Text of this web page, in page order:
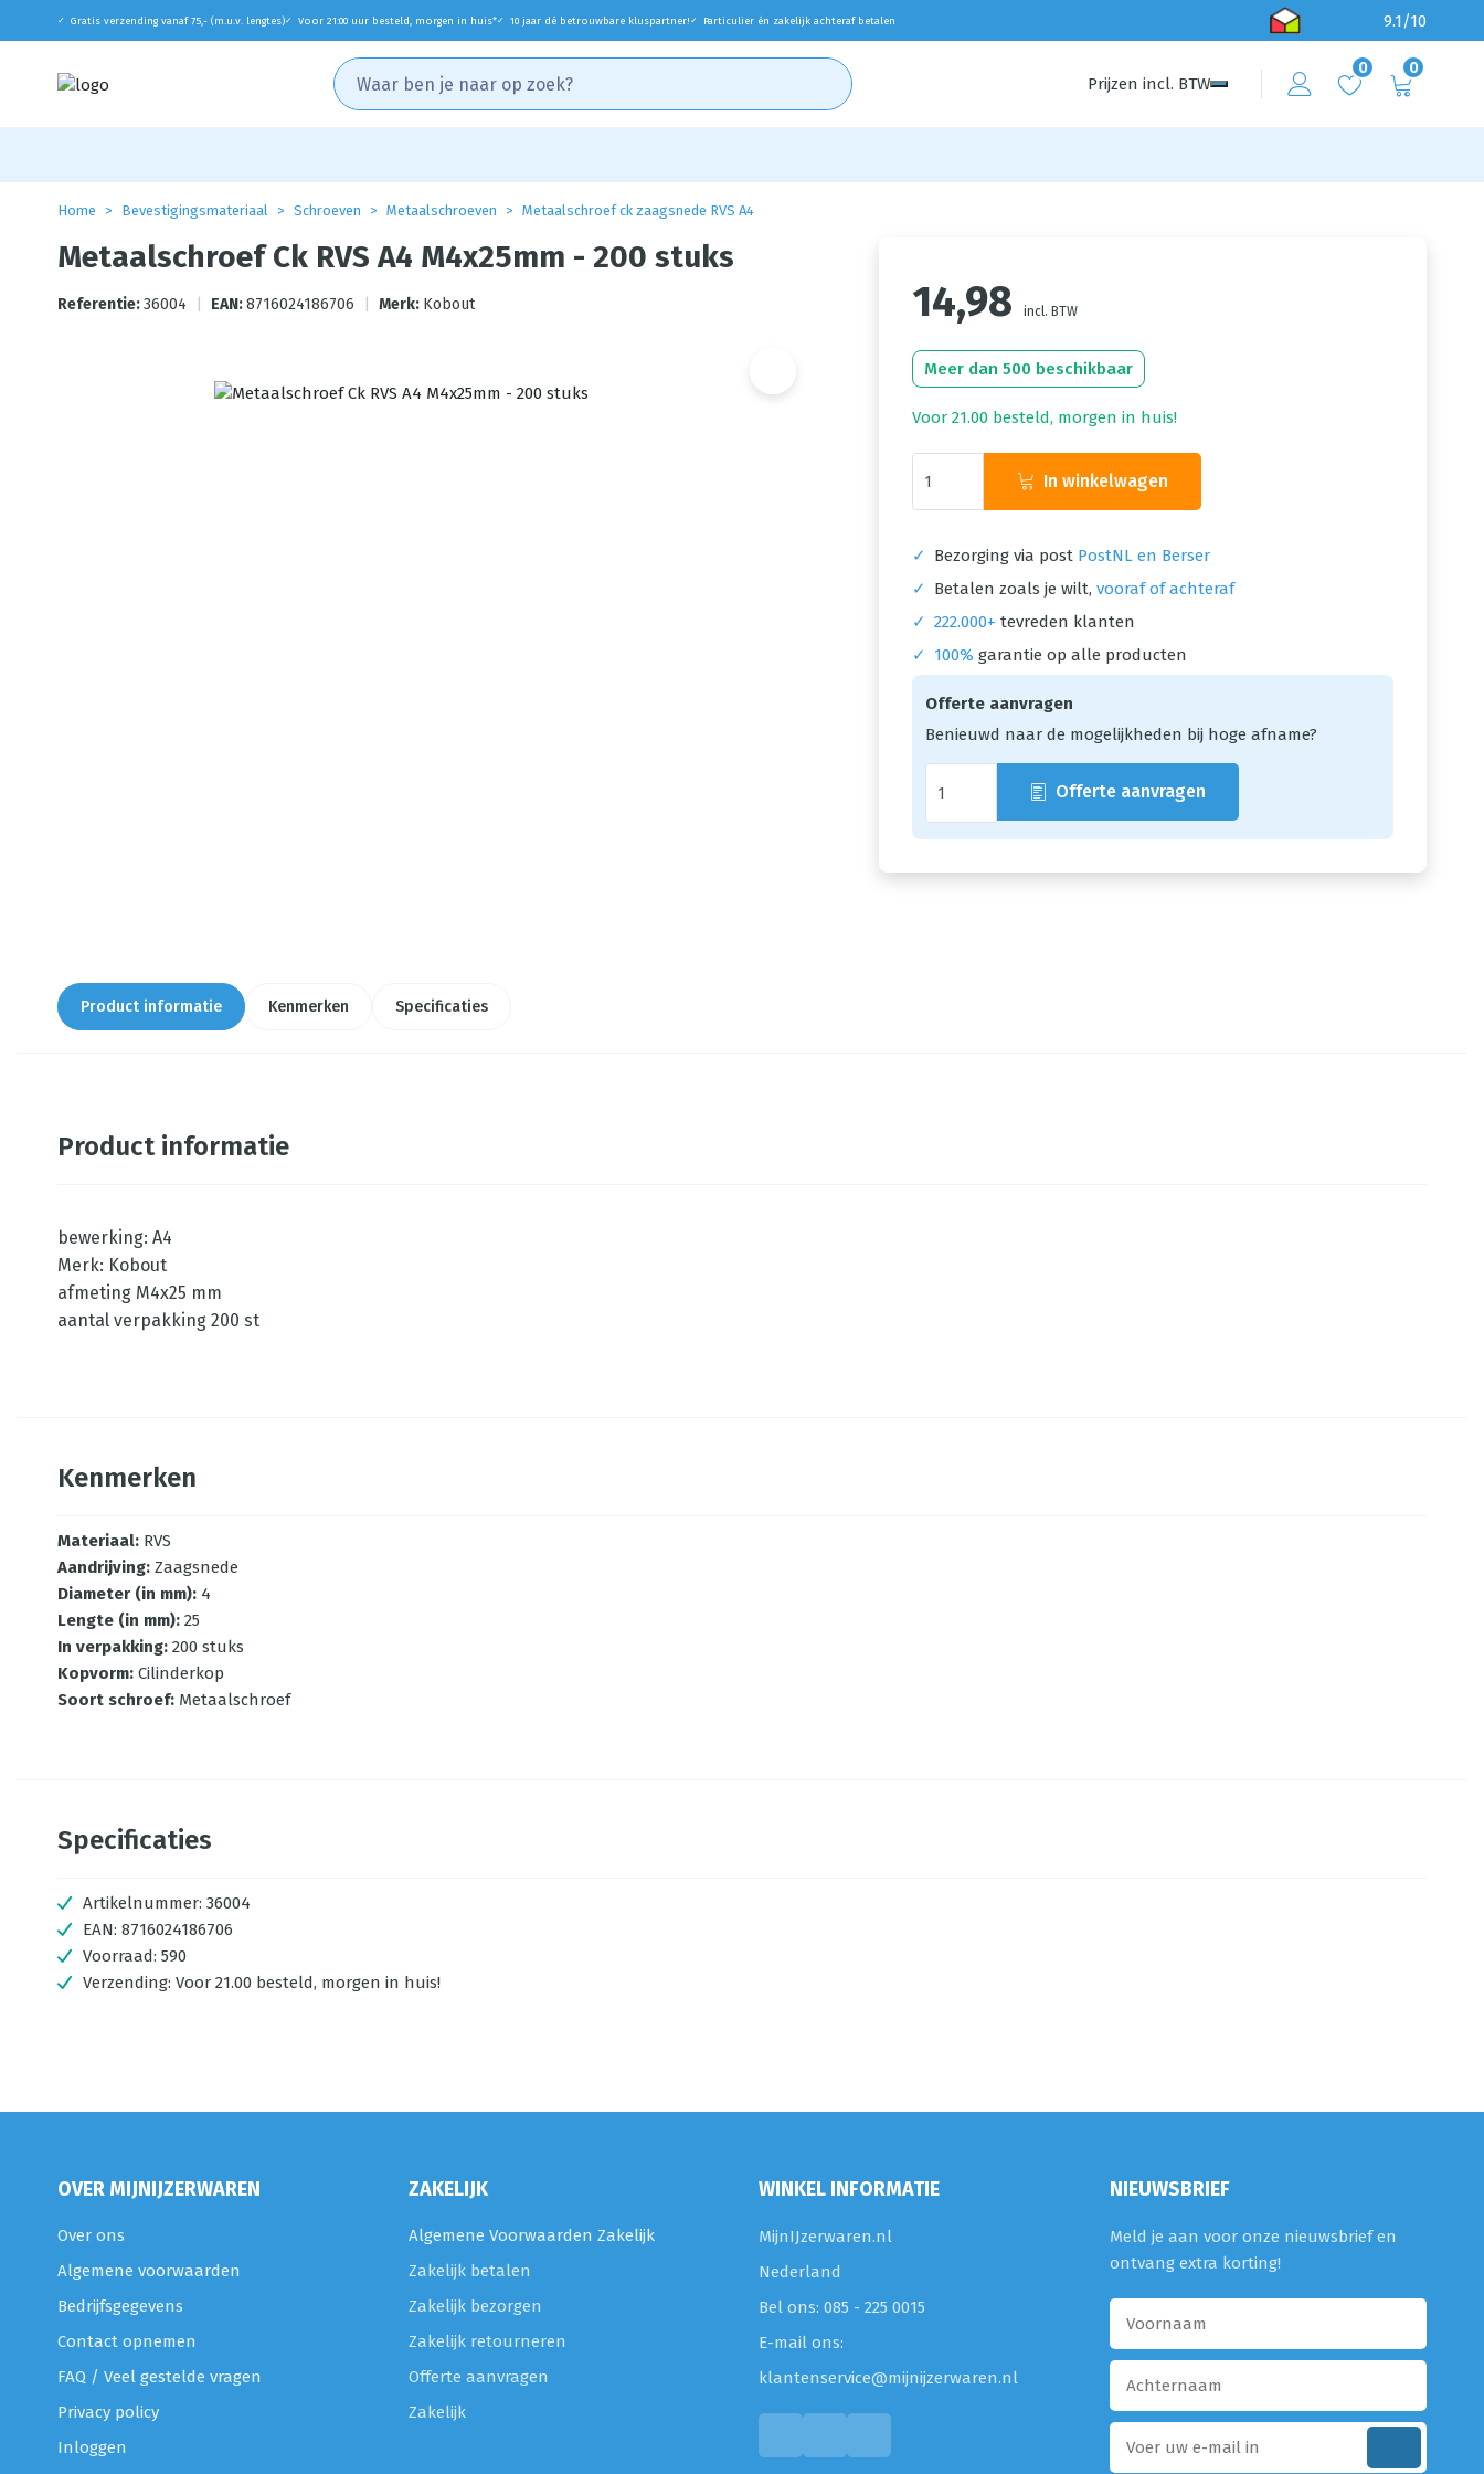
✓ Gratis verzending vanaf 75,- (m.u.v. lengtes)✓ Voor 21:00 uur besteld, morgen in huis*✓ 10 jaar dé betrouwbare kluspartner! ✓ Particulier én zakelijk achteraf betalen 9.1/10
Prijzen incl. BTW
0 0
Home Bevestigingsmateriaal Schroeven Metaalschroeven Metaalschroef ck zaagsnede RVS A4
Metaalschroef Ck RVS A4 M4x25mm - 200 stuks
Referentie:36004 EAN:8716024186706 Merk: Kobout 14,98 incl. BTW
Meer dan 500 beschikbaar
Voor 21.00 besteld, morgen in huis!
In winkelwagen
✓ Bezorging via post PostNL en Berser
✓
Betalen zoals je wilt, vooraf of achteraf
✓ 222.000+ tevreden klanten
✓
100% garantie op alle producten
Offerte aanvragen
Benieuwd naar de mogelijkheden bij hoge afname?
Offerte aanvragen
Product informatie Kenmerken Specificaties
Product informatie
bewerking: A4
Merk: Kobout
afmeting M4x25 mm
aantal verpakking 200 st
Kenmerken
Materiaal: RVS
Aandrijving: Zaagsnede
Diameter (in mm): 4
Lengte (in mm): 25
In verpakking: 200 stuks
Kopvorm: Cilinderkop
Soort schroef: Metaalschroef
Specificaties
Artikelnummer: 36004
EAN: 8716024186706
Voorraad: 590
Verzending: Voor 21.00 besteld, morgen in huis!
OVER MIJNIJZERWAREN
Over ons
Algemene voorwaarden
Bedrijfsgegevens
Contact opnemen
FAQ / Veel gestelde vragen
Privacy policy
Inloggen
ZAKELIJK
Algemene Voorwaarden Zakelijk
Zakelijk betalen
Zakelijk bezorgen
Zakelijk retourneren
Offerte aanvragen
Zakelijk
WINKEL INFORMATIE
MijnIJzerwaren.nl
Nederland
Bel ons: 085 - 225 0015
E-mail ons:
klantenservice@mijnijzerwaren.nl
NIEUWSBRIEF
Meld je aan voor onze nieuwsbrief en
ontvang extra korting!